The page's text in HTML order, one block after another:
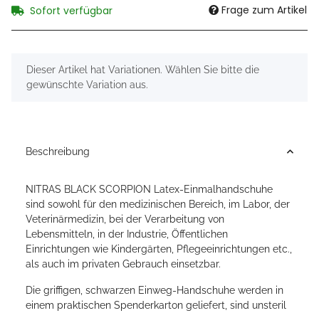
Sofort verfügbar Frage zum Artikel
xDieser Artikel hat Variationen. Wählen Sie bitte die
gewünschte Variation aus.
Beschreibung
NITRAS BLACK SCORPION Latex-Einmalhandschuhe
sind sowohl für den medizinischen Bereich, im Labor, der
Veterinärmedizin, bei der Verarbeitung von
Lebensmitteln, in der Industrie, Öffentlichen
Einrichtungen wie Kindergärten, Pflegeeinrichtungen etc.,
als auch im privaten Gebrauch einsetzbar.
Die griffigen, schwarzen Einweg-Handschuhe werden in
einem praktischen Spenderkarton geliefert, sind unsteril